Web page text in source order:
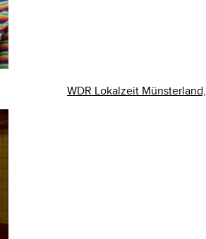
WDR Lokalzeit